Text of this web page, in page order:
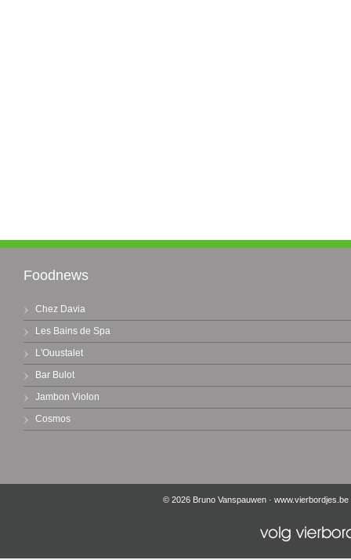
Foodnews
Chez Davia
Les Bains de Spa
L'Ouustalet
Bar Bulot
Jambon Violon
Cosmos
© 2026 Bruno Vanspauwen · www.vierbordjes.be